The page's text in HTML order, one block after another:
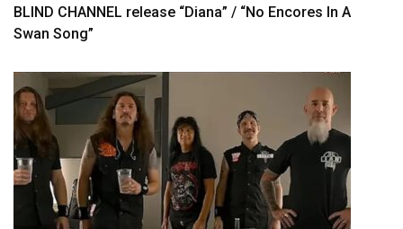
BLIND CHANNEL release “Diana” / “No Encores In A
Swan Song”